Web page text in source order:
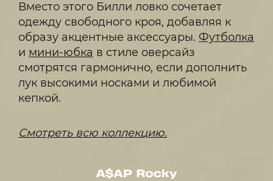
Вместо этого Билли ловко сочетает
одежду свободного кроя, добавляя к
образу акцентные аксессуары. Футболка
и мини-юбка в стиле оверсайз
смотрятся гармонично, если дополнить
лук высокими носками и любимой
кепкой.
Смотреть всю коллекцию.